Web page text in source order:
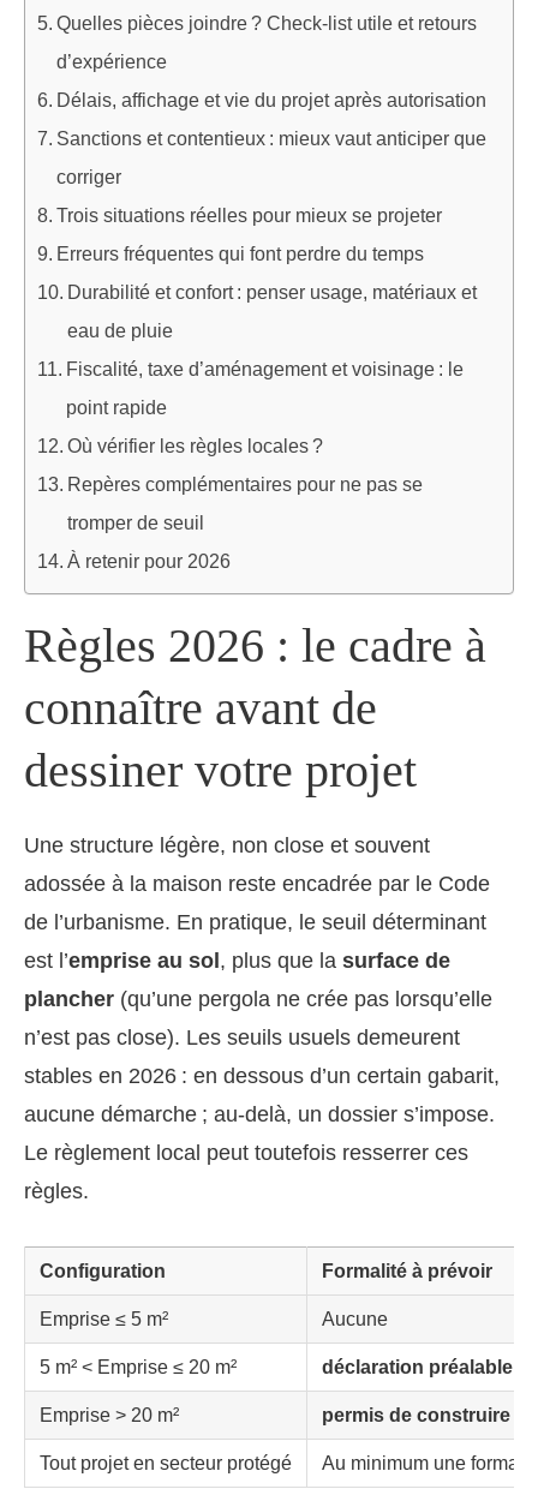
Quelles pièces joindre ? Check-list utile et retours
d’expérience
Délais, affichage et vie du projet après autorisation
Sanctions et contentieux : mieux vaut anticiper que
corriger
Trois situations réelles pour mieux se projeter
Erreurs fréquentes qui font perdre du temps
Durabilité et confort : penser usage, matériaux et
eau de pluie
Fiscalité, taxe d’aménagement et voisinage : le
point rapide
Où vérifier les règles locales ?
Repères complémentaires pour ne pas se
tromper de seuil
À retenir pour 2026
Règles 2026 : le cadre à
connaître avant de
dessiner votre projet
Une structure légère, non close et souvent
adossée à la maison reste encadrée par le Code
de l’urbanisme. En pratique, le seuil déterminant
est l’emprise au sol , plus que la surface de
plancher (qu’une pergola ne crée pas lorsqu’elle
n’est pas close). Les seuils usuels demeurent
stables en 2026 : en dessous d’un certain gabarit,
aucune démarche ; au-delà, un dossier s’impose.
Le règlement local peut toutefois resserrer ces
règles.
Configuration Formalité à prévoir
Emprise ≤ 5 m² Aucune
5 m² < Emprise ≤ 20 m² déclaration préalable
Emprise > 20 m² permis de construire
Tout projet en secteur protégé Au minimum une